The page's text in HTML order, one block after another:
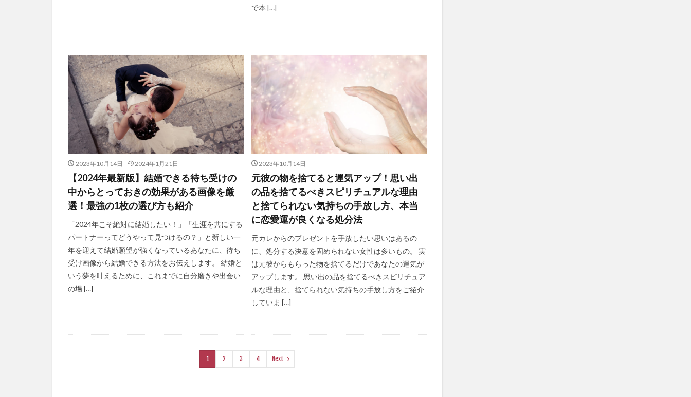
で本 […]
2023年10月14日 2024年1月21日
【2024年最新版】結婚できる待ち受けの
中からとっておきの効果がある画像を厳
選！最強の1枚の選び方も紹介
「2024年こそ絶対に結婚したい！」「生涯を共にする
パートナーってどうやって見つけるの？」と新しい一
年を迎えて結婚願望が強くなっているあなたに、待ち
受け画像から結婚できる方法をお伝えします。 結婚と
いう夢を叶えるために、これまでに自分磨きや出会い
の場 […]
2023年10月14日
元彼の物を捨てると運気アップ！思い出
の品を捨てるべきスピリチュアルな理由
と捨てられない気持ちの手放し方、本当
に恋愛運が良くなる処分法
元カレからのプレゼントを手放したい思いはあるの
に、処分する決意を固められない女性は多いもの。 実
は元彼からもらった物を捨てるだけであなたの運気が
アップします。 思い出の品を捨てるべきスピリチュア
ルな理由と、捨てられない気持ちの手放し方をご紹介
していま […]
1 2 3 4 Next